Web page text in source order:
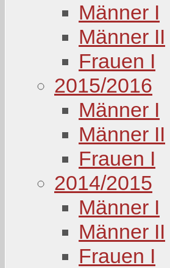
Männer I
Männer II
Frauen I
2015/2016
Männer I
Männer II
Frauen I
2014/2015
Männer I
Männer II
Frauen I